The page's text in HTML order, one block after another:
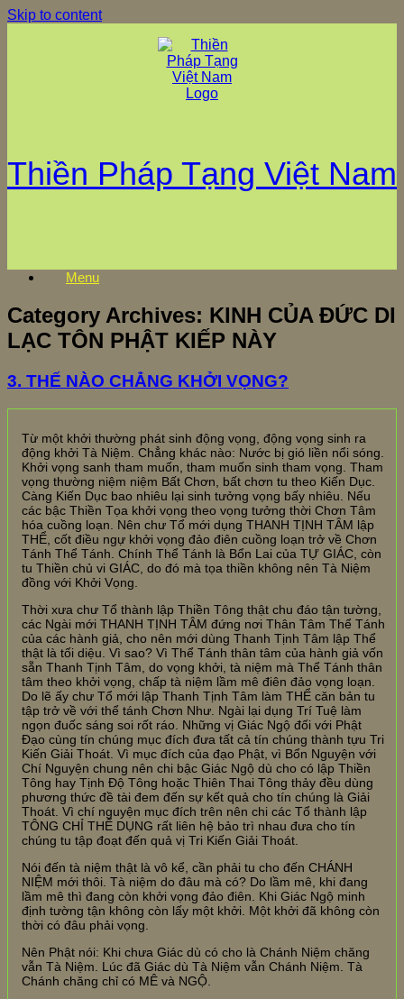
Skip to content
Thiền Pháp Tạng Việt Nam
Menu
Category Archives: KINH CỦA ĐỨC DI
LẠC TÔN PHẬT KIẾP NÀY
3. THẾ NÀO CHẲNG KHỞI VỌNG?
Từ một khởi thường phát sinh động vọng, động vọng sinh ra
động khởi Tà Niệm. Chẳng khác nào: Nước bị gió liền nổi sóng.
Khởi vọng sanh tham muốn, tham muốn sinh tham vọng. Tham
vọng thường niệm niệm Bất Chơn, bất chơn tu theo Kiến Dục.
Càng Kiến Dục bao nhiêu lại sinh tưởng vọng bấy nhiêu. Nếu
các bậc Thiền Tọa khởi vọng theo vọng tưởng thời Chơn Tâm
hóa cuồng loạn. Nên chư Tổ mới dụng THANH TỊNH TÂM lập
THỂ, cốt điều ngự khởi vọng đảo điên cuồng loạn trở về Chơn
Tánh Thể Tánh. Chính Thể Tánh là Bổn Lai của TỰ GIÁC, còn
tu Thiền chủ vi GIÁC, do đó mà tọa thiền không nên Tà Niệm
đồng với Khởi Vọng.
Thời xưa chư Tổ thành lập Thiền Tông thật chu đáo tận tường,
các Ngài mới THANH TỊNH TÂM đứng nơi Thân Tâm Thể Tánh
của các hành giả, cho nên mới dùng Thanh Tịnh Tâm lập Thể
thật là tối diệu. Vì sao? Vì Thể Tánh thân tâm của hành giả vốn
sẵn Thanh Tịnh Tâm, do vọng khởi, tà niệm mà Thể Tánh thân
tâm theo khởi vọng, chấp tà niệm lầm mê điên đảo vọng loạn.
Do lẽ ấy chư Tổ mới lập Thanh Tịnh Tâm làm THỂ căn bản tu
tập trở về với thể tánh Chơn Như. Ngài lại dụng Trí Tuệ làm
ngọn đuốc sáng soi rốt ráo. Những vị Giác Ngộ đối với Phật
Đạo cùng tín chúng mục đích đưa tất cả tín chúng thành tựu Tri
Kiến Giải Thoát. Vì mục đích của đạo Phật, vì Bổn Nguyện với
Chí Nguyện chung nên chi bậc Giác Ngộ dù cho có lập Thiền
Tông hay Tịnh Độ Tông hoặc Thiên Thai Tông thảy đều dùng
phương thức đề tài đem đến sự kết quả cho tín chúng là Giải
Thoát. Vì chí nguyện mục đích trên nên chi các Tổ thành lập
TÔNG CHỈ THỂ DỤNG rất liên hệ bảo trì nhau đưa cho tín
chúng tu tập đoạt đến quả vị Tri Kiến Giải Thoát.
Nói đến tà niệm thật là vô kể, cần phải tu cho đến CHÁNH
NIỆM mới thôi. Tà niệm do đâu mà có? Do lầm mê, khi đang
lầm mê thì đang còn khởi vọng đảo điên. Khi Giác Ngộ minh
định tường tận không còn lấy một khởi. Một khởi đã không còn
thời có đâu phải vọng.
Nên Phật nói: Khi chưa Giác dù có cho là Chánh Niệm chăng
vẫn Tà Niệm. Lúc đã Giác dù Tà Niệm vẫn Chánh Niệm. Tà
Chánh chăng chỉ có MÊ và NGỘ.